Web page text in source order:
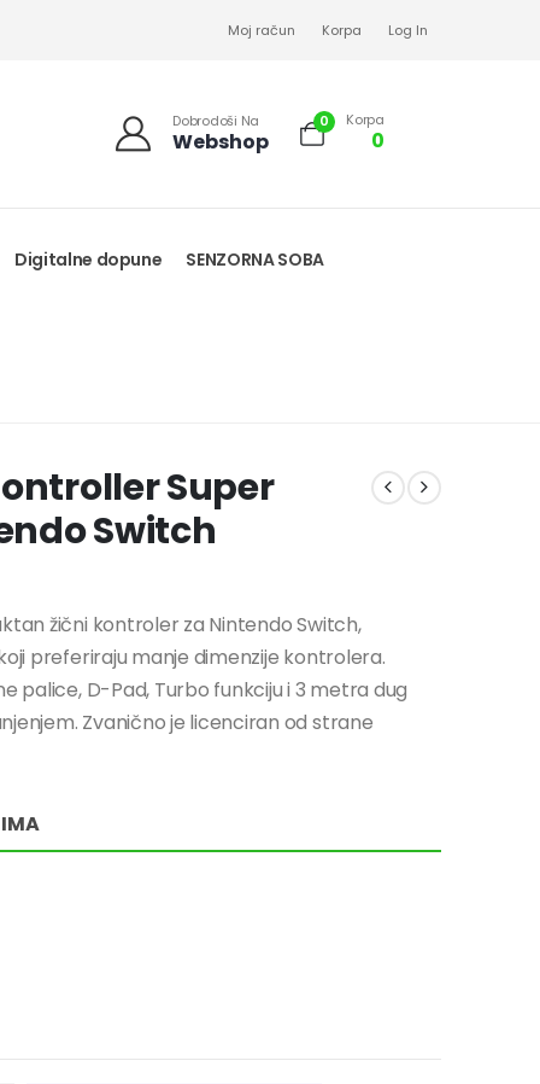
Moj račun Korpa Log In
Dobrodoši Na
Webshop
0 Korpa
0
Digitalne dopune SENZORNA SOBA
Super
Switch
žični kontroler za Nintendo Switch,
preferiraju manje dimenzije kontrolera.
palice, D-Pad, Turbo funkciju i 3 metra dug
Zvanično je licenciran od strane